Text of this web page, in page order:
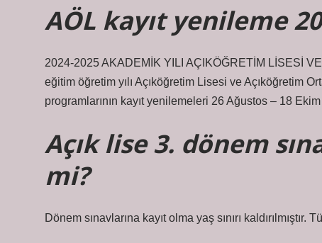
AÖL kayıt yenileme
2024-2025 AKADEMİK YILI AÇIKÖĞRETİM LİSESİ
eğitim öğretim yılı Açıköğretim Lisesi ve Açıköğretim
programlarının kayıt yenilemeleri 26 Ağustos – 18
Açık lise 3. dönem
mi?
Dönem sınavlarına kayıt olma yaş sınırı